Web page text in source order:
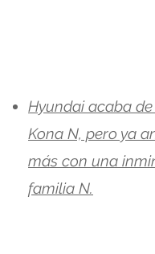
Hyundai acaba
Kona N, pero ya
más con una
familia N.